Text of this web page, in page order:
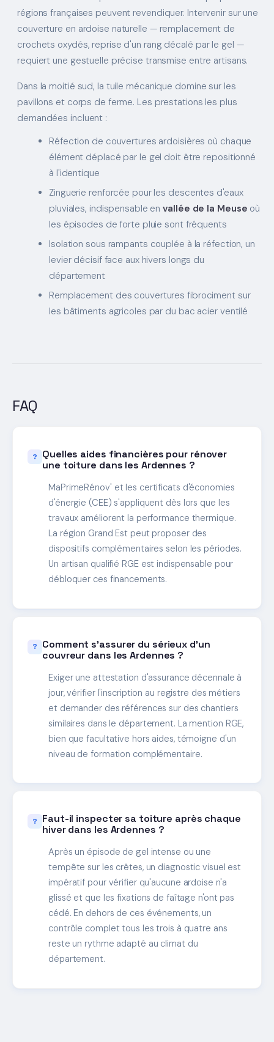
régions françaises peuvent revendiquer. Intervenir sur une
couverture en ardoise naturelle — remplacement de
crochets oxydés, reprise d'un rang décalé par le gel —
requiert une gestuelle précise transmise entre artisans.
Dans la moitié sud, la tuile mécanique domine sur les
pavillons et corps de ferme. Les prestations les plus
demandées incluent :
Réfection de couvertures ardoisières où chaque
élément déplacé par le gel doit être repositionné
à l'identique
Zinguerie renforcée pour les descentes d'eaux
pluviales, indispensable envallée de la Meuse où
les épisodes de forte pluie sont fréquents
Isolation sous rampants couplée à la réfection, un
levier décisif face aux hivers longs du
département
Remplacement des couvertures fibrociment sur
les bâtiments agricoles par du bac acier ventilé
FAQ
Quelles aides financières pour rénover
une toiture dans les Ardennes ?
MaPrimeRénov' et les certificats d'économies
d'énergie (CEE) s'appliquent dès lors que les
travaux améliorent la performance thermique.
La région Grand Est peut proposer des
dispositifs complémentaires selon les périodes.
Un artisan qualifié RGE est indispensable pour
débloquer ces financements.
Comment s'assurer du sérieux d'un
couvreur dans les Ardennes ?
Exiger une attestation d'assurance décennale à
jour, vérifier l'inscription au registre des métiers
et demander des références sur des chantiers
similaires dans le département. La mention RGE,
bien que facultative hors aides, témoigne d'un
niveau de formation complémentaire.
Faut-il inspecter sa toiture après chaque
hiver dans les Ardennes ?
Après un épisode de gel intense ou une
tempête sur les crêtes, un diagnostic visuel est
impératif pour vérifier qu'aucune ardoise n'a
glissé et que les fixations de faîtage n'ont pas
cédé. En dehors de ces événements, un
contrôle complet tous les trois à quatre ans
reste un rythme adapté au climat du
département.